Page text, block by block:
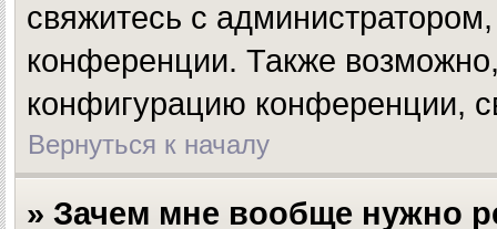
свяжитесь с
конференции. Также
конфигурацию конференции,
Вернуться к началу
» Зачем мне вообще нужно